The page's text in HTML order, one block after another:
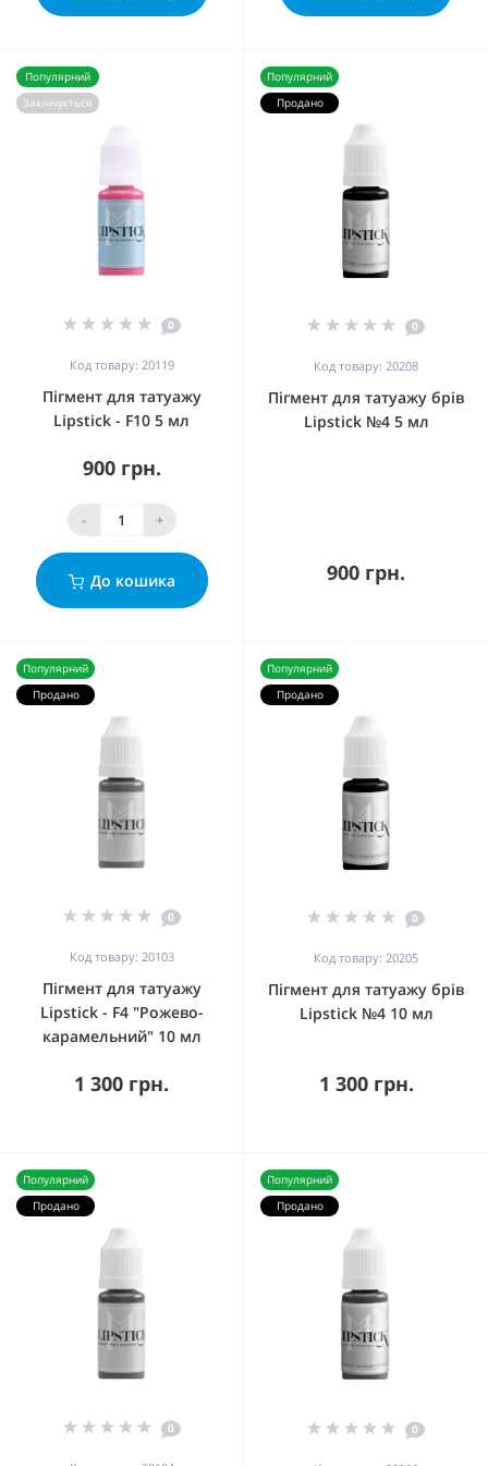
Популярний
Закінчується
0
Код товару: 20119
Пігмент для татуажу
Lipstick - F10 5 мл
900 грн.
- +
До кошика
Популярний
Продано
0
Код товару: 20208
Пігмент для татуажу брів
Lipstick №4 5 мл
900 грн.
Популярний
Продано
0
Код товару: 20103
Пігмент для татуажу
Lipstick - F4 "Рожево-
карамельний" 10 мл
1 300 грн.
Популярний
Продано
0
Код товару: 20205
Пігмент для татуажу брів
Lipstick №4 10 мл
1 300 грн.
Популярний
Продано
0
Популярний
Продано
0